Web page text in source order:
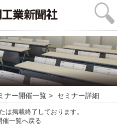
ナー開催一覧 セミナー詳細
は掲載終了しております。
催一覧へ戻る